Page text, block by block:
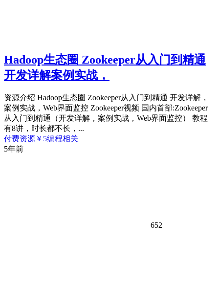
Hadoop生态圈 Zookeeper从入门到精通
开发详解案例实战，
资源介绍 Hadoop生态圈 Zookeeper从入门到精通 开发详解，
案例实战，Web界面监控 Zookeeper视频 国内首部:Zookeeper
从入门到精通（开发详解，案例实战，Web界面监控） 教程
有8讲，时长都不长，...
付费资源 ￥ 5编程相关
5年前
652